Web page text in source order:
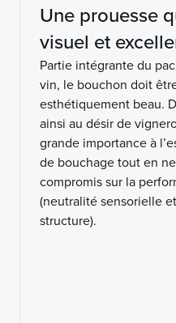
Une prouesse
visuel et
Partie intégrante du
vin, le bouchon doit
esthétiquement beau.
ainsi au désir de
grande importance à
de bouchage tout en
compromis sur la
(neutralité sensorielle
structure).